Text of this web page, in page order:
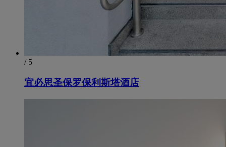
/ 5
宜必思圣保罗保利斯塔酒店